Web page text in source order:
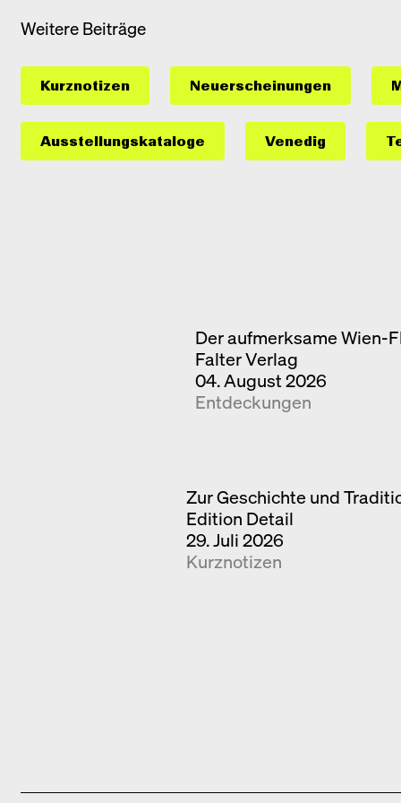
Weitere Beiträge
Kurznotizen Neuerscheinungen
Ausstellungs­kataloge Venedig
Der aufmerksame Wien-
Falter Verlag
04. August 2026
Entdeckungen
Zur Geschichte und
Edition Detail
29. Juli 2026
Kurznotizen